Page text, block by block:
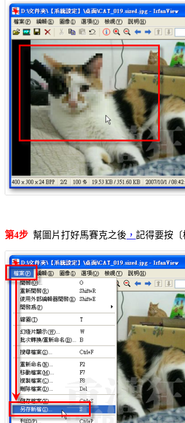
第4步 幫圖片打好馬賽克之後 ， 記得要按